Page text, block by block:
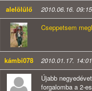
alelölülő
2010.06.16.
Cseppetsem
kámbi078 2010.01.17.
Újabb
forgalomba a 2-